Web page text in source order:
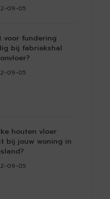
09-05
voor fundering
bij fabriekshal
09-05
houten vloer
bij jouw woning in
09-05